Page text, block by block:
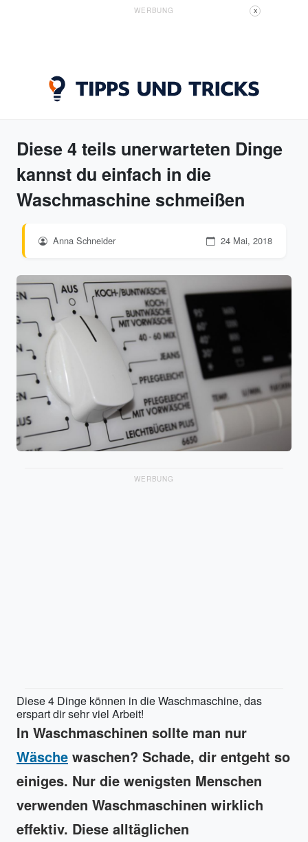
WERBUNG X
Diese 4 teils unerwarteten Dinge
kannst du einfach in die
Waschmaschine schmeißen
Anna Schneider 24 Mai, 2018
WERBUNG
Diese 4 Dinge können in die Waschmaschine, das
erspart dir sehr viel Arbeit!
In Waschmaschinen sollte man nur
Wäsche waschen? Schade, dir entgeht so
einiges. Nur die wenigsten Menschen
verwenden Waschmaschinen wirklich
effektiv. Diese alltäglichen